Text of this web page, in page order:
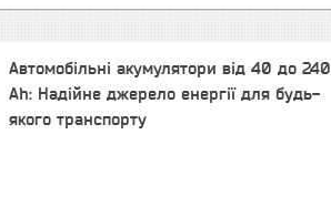
Автомобільні акумулятори від 40 до 240
Ah: Надійне джерело енергії для будь-
якого транспорту